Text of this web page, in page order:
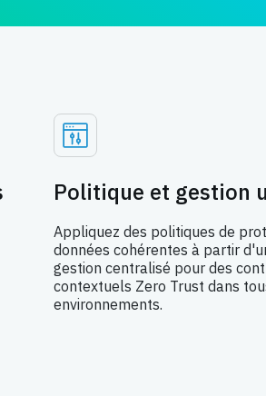
Politique et gestion
Appliquez des politiques de
données cohérentes à partir
gestion centralisé pour des
contextuels Zero Trust dans
environnements.